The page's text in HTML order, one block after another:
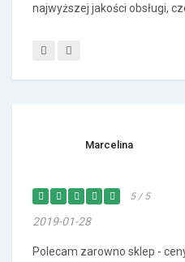
najwyższej jakości obsługi,
Marcelina
5 / 5
2019-01-28
Polecam zarowno sklep -